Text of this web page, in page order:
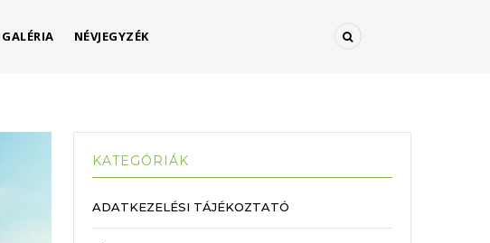
GALÉRIA NÉVJEGYZÉK
KATEGÓRIÁK
ADATKEZELÉSI TÁJÉKOZTATÓ